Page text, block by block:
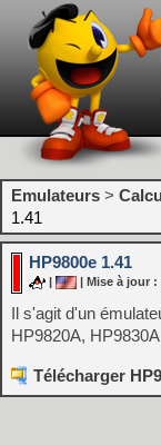
Emulateurs >
1.41
HP9800e 1.41
| | Mise à jour :
Il s'agit d'un
HP9820A,
Télécharger